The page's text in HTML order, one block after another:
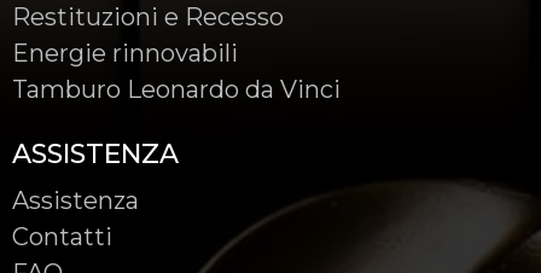
Restituzioni e Recesso
Energie rinnovabili
Tamburo Leonardo da Vinci
ASSISTENZA
Assistenza
Contatti